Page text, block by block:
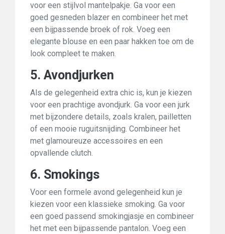
voor een stijlvol mantelpakje. Ga voor een
goed gesneden blazer en combineer het met
een bijpassende broek of rok. Voeg een
elegante blouse en een paar hakken toe om de
look compleet te maken.
5. Avondjurken
Als de gelegenheid extra chic is, kun je kiezen
voor een prachtige avondjurk. Ga voor een jurk
met bijzondere details, zoals kralen, pailletten
of een mooie ruguitsnijding. Combineer het
met glamoureuze accessoires en een
opvallende clutch.
6. Smokings
Voor een formele avond gelegenheid kun je
kiezen voor een klassieke smoking. Ga voor
een goed passend smokingjasje en combineer
het met een bijpassende pantalon. Voeg een